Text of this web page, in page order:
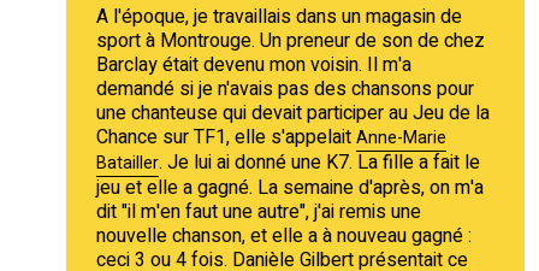
A l'époque, je travaillais dans un magasin de
sport à Montrouge. Un preneur de son de chez
Barclay était devenu mon voisin. Il m'a
demandé si je n'avais pas des chansons pour
une chanteuse qui devait participer au Jeu de la
Chance sur TF1, elle s'appelaitAnne-Marie
Batailler. Je lui ai donné une K7. La fille a fait le
jeu et elle a gagné. La semaine d'après, on m'a
dit "il m'en faut une autre", j'ai remis une
nouvelle chanson, et elle a à nouveau gagné :
ceci 3 ou 4 fois. Danièle Gilbert présentait ce